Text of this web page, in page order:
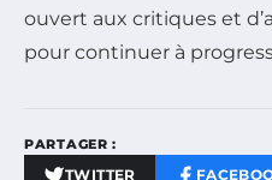
ouvert aux critiques et
pour continuer à
PARTAGER :
TWITTER